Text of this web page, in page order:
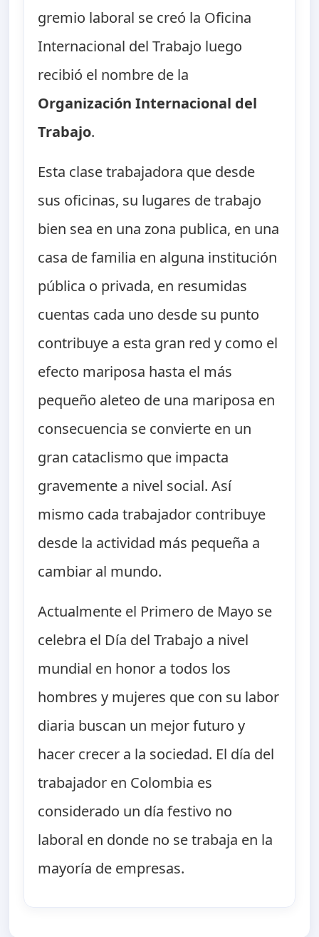
gremio laboral se creó la Oficina
Internacional del Trabajo luego
recibió el nombre de la
Organización Internacional del
Trabajo.
Esta clase trabajadora que desde
sus oficinas, su lugares de trabajo
bien sea en una zona publica, en una
casa de familia en alguna institución
pública o privada, en resumidas
cuentas cada uno desde su punto
contribuye a esta gran red y como el
efecto mariposa hasta el más
pequeño aleteo de una mariposa en
consecuencia se convierte en un
gran cataclismo que impacta
gravemente a nivel social. Así
mismo cada trabajador contribuye
desde la actividad más pequeña a
cambiar al mundo.
Actualmente el Primero de Mayo se
celebra el Día del Trabajo a nivel
mundial en honor a todos los
hombres y mujeres que con su labor
diaria buscan un mejor futuro y
hacer crecer a la sociedad. El día del
trabajador en Colombia es
considerado un día festivo no
laboral en donde no se trabaja en la
mayoría de empresas.